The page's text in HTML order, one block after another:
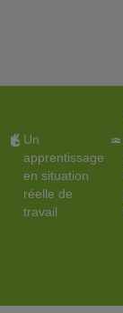
Un
apprentissage
en situation
réelle de
travail